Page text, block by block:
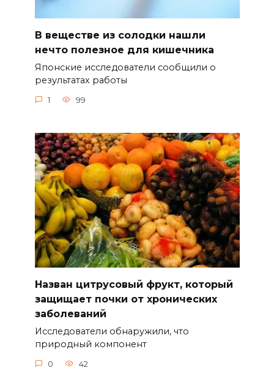
В веществе из солодки нашли
нечто полезное для кишечника
Японские исследователи сообщили о
результатах работы
1 99
Назван цитрусовый фрукт, который
защищает почки от хронических
заболеваний
Исследователи обнаружили, что
природный компонент
0 42